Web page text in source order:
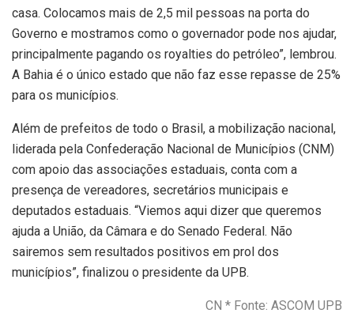
casa. Colocamos mais de 2,5 mil pessoas na porta do
Governo e mostramos como o governador pode nos ajudar,
principalmente pagando os royalties do petróleo”, lembrou.
A Bahia é o único estado que não faz esse repasse de 25%
para os municípios.
Além de prefeitos de todo o Brasil, a mobilização nacional,
liderada pela Confederação Nacional de Municípios (CNM)
com apoio das associações estaduais, conta com a
presença de vereadores, secretários municipais e
deputados estaduais. “Viemos aqui dizer que queremos
ajuda a União, da Câmara e do Senado Federal. Não
sairemos sem resultados positivos em prol dos
municípios”, finalizou o presidente da UPB.
CN * Fonte: ASCOM UPB